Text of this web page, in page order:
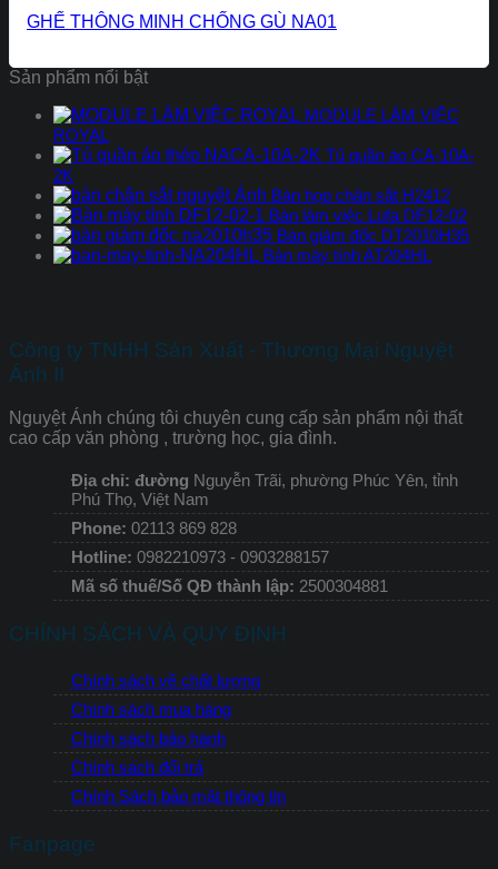
GHẾ THÔNG MINH CHỐNG GÙ NA01
Sản phẩm nổi bật
MODULE LÀM VIỆC
ROYAL
Tủ quần áo CA-10A-
2K
Bàn họp chân sắt H2412
Bàn làm việc Lufa DF12-02
Bàn giám đốc DT2010H35
Bàn máy tính AT204HL
Công ty TNHH Sản Xuất - Thương Mại Nguyệt
Ánh II
Nguyệt Ánh chúng tôi chuyên cung cấp sản phẩm nội thất
cao cấp văn phòng , trường học, gia đình.
Địa chỉ: đường Nguyễn Trãi, phường Phúc Yên, tỉnh
Phú Thọ, Việt Nam
Phone: 02113 869 828
Hotline: 0982210973 - 0903288157
Mã số thuế/Số QĐ thành lập: 2500304881
CHÍNH SÁCH VÀ QUY ĐỊNH
Chính sách về chất lượng
Chính sách mua hàng
Chính sách bảo hành
Chính sách đổi trả
Chính Sách bảo mật thông tin
Fanpage